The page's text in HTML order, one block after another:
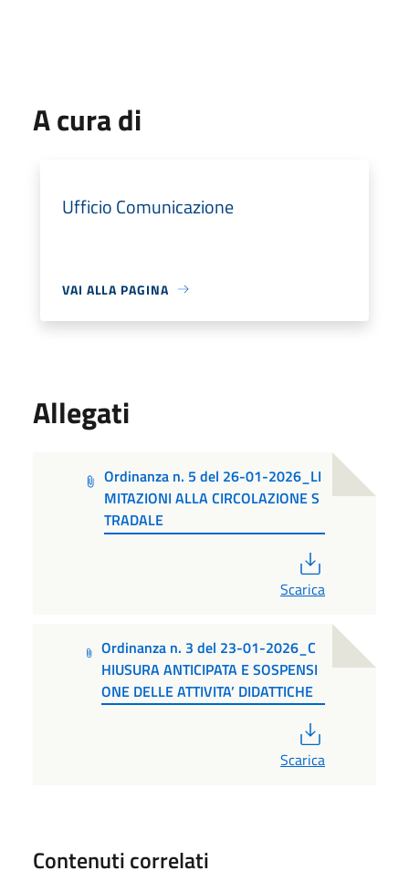
A cura di
Ufficio Comunicazione
VAI ALLA PAGINA
Allegati
Ordinanza n. 5 del 26-01-2026_LI
MITAZIONI ALLA CIRCOLAZIONE S
TRADALE
Scarica
Ordinanza n. 3 del 23-01-2026_C
HIUSURA ANTICIPATA E SOSPENSI
ONE DELLE ATTIVITA’ DIDATTICHE
Scarica
Contenuti correlati